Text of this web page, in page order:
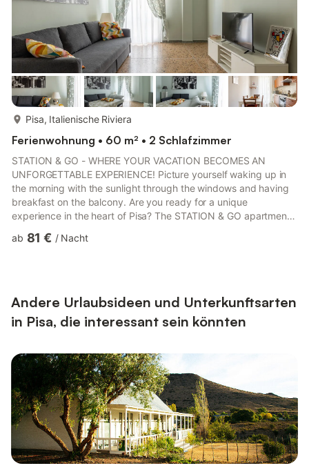
Pisa, Italienische Riviera
Ferienwohnung • 60 m² • 2 Schlafzimmer
STATION & GO - WHERE YOUR VACATION BECOMES AN
UNFORGETTABLE EXPERIENCE! Picture yourself waking up in
the morning with the sunlight through the windows and having
breakfast on the balcony. Are you ready for a unique
experience in the heart of Pisa? The STATION & GO apartment,
Thanks to your feedback, we have added air conditioning to
bedroom is spacious...
ab 81 € / Nacht
Andere Urlaubsideen und Unterkunftsarten
in Pisa, die interessant sein könnten